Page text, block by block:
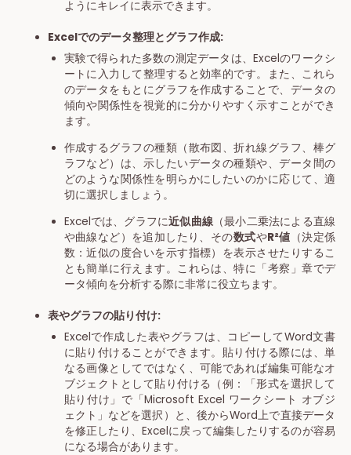
ようにキレイに表示できます。
Excelでのデータ整理とグラフ作成:
実験で得られた多数の測定データは、Excelのワークシ
ートに入力して整理すると効率的です。また、これら
のデータをもとにグラフを作成することで、データの
傾向や関係性を視覚的に分かりやすく示すことができ
ます。
作成するグラフの種類（散布図、折れ線グラフ、棒グ
ラフなど）は、示したいデータの種類や、データ間の
どのような関係性を明らかにしたいのかに応じて、適
切に選択しましょう。
Excelでは、グラフに近似曲線（最小二乗法による直線
や曲線など）を追加したり、その数式やR²値 （決定係
数：近似の度合いを示す指標）を表示させたりするこ
とも簡単に行えます。これらは、特に「考察」章でデ
ータ傾向を分析する際に非常に役立ちます。
表やグラフの貼り付け:
Excelで作成した表やグラフは、コピーしてWord文書
に貼り付けることができます。貼り付ける際には、単
なる画像としてではなく、可能であれば編集可能なオ
ブジェクトとして貼り付ける（例：「形式を選択して
貼り付け」で「Microsoft Excel ワークシート オブジ
ェクト」などを選択）と、後からWord上で直接データ
を修正したり、Excelに戻って編集したりするのが容易
になる場合があります。